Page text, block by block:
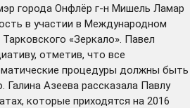
города Онфлёр г-н Мишель Ламар
в участии в Международном
«Зеркало». Павел
отметив, что все
процедуры должны быть
Галина Азеева рассказала Павлу
которые приходятся на 2016